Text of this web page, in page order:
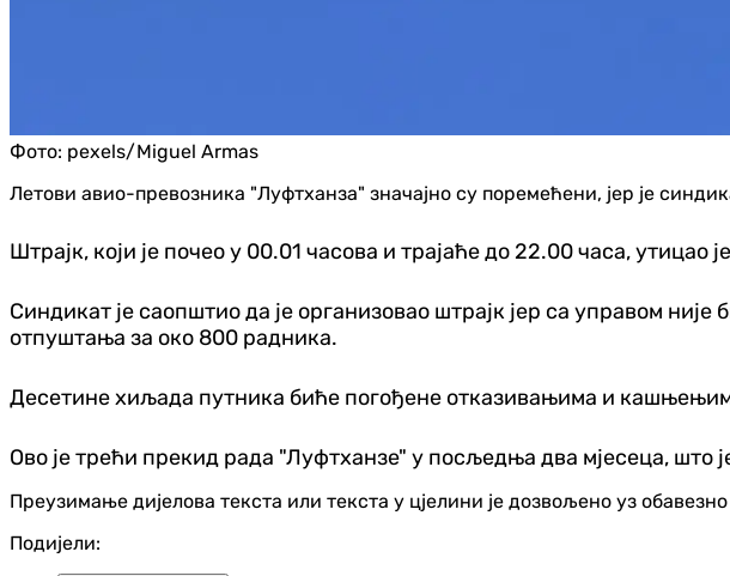
Фото: pexels/Miguel Armas
Летови авио-превозника "Луфтханза" значајно су поремећени, јер је
Штрајк, који је почео у 00.01 часова и трајаће до 22.00 часа, утицао
Синдикат је саопштио да је организовао штрајк јер са управом
отпуштања за око 800 радника.
Десетине хиљада путника биће погођене отказивањима и
Ово је трећи прекид рада "Луфтханзе" у посљедња два мјесеца,
Преузимање дијелова текста или текста у цјелини је дозвољено уз
Подијели: